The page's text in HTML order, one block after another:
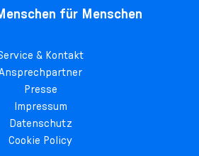
für Menschen
& Kontakt
Presse
Impressum
Datenschutz
Cookie Policy